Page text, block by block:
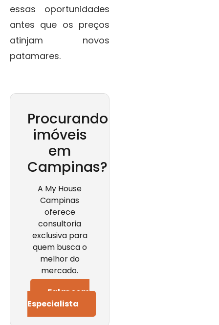
essas oportunidades
antes que os preços
atinjam novos
patamares.
Procurando
imóveis
em
Campinas?
A My House
Campinas
oferece
consultoria
exclusiva para
quem busca o
melhor do
mercado.
Falar com
Especialista